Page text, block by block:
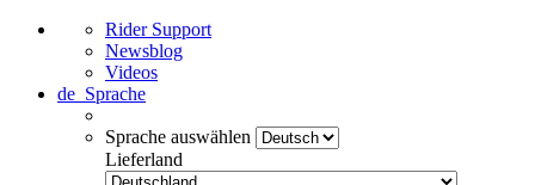
Rider Support
Newsblog
Videos
de Sprache
Sprache auswählen
Lieferland